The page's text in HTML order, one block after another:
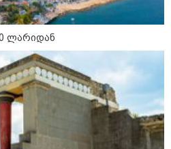
სამსახურის თანამშრომლებმა
ნაგვის მანქანაში იპოვეს
11:10 / 05-08-2026
"სირცხვილი შიგნიდან
მღრღნიდა“ - FBI-ის აგენტმა
აღიარა, რომ "მტრული ქვეყნის“
ანგარიშებიდან 1 მილიონი
დოლარი მოიპარა
ლარიდან